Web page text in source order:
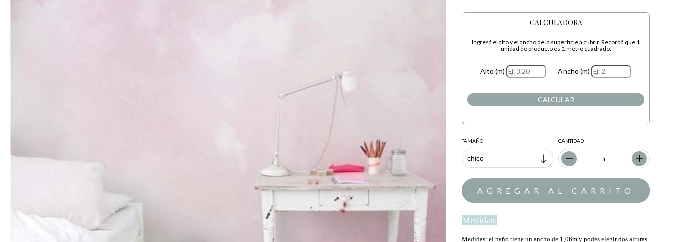
CALCULADORA
Ingresá el alto y el ancho de la superficie a cubrir. Recordá que 1
unidad de producto es 1 metro cuadrado.
Alto (m) Ancho (m)
CALCULAR
TAMAÑO CANTIDAD
Medidas:
Medidas: el paño tiene un ancho de 1,06m y podés elegir dos alturas